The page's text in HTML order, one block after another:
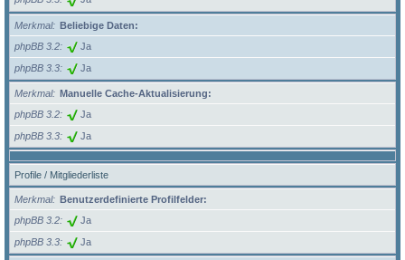
Merkmal
Beliebige Daten:
phpBB 3.2
Ja
phpBB 3.3 Ja
Merkmal
Manuelle Cache-Aktualisierung:
phpBB 3.2
Ja
phpBB 3.3 Ja
Profile / Mitgliederliste
Merkmal
Benutzerdefinierte Profilfelder:
phpBB 3.2
Ja
phpBB 3.3 Ja